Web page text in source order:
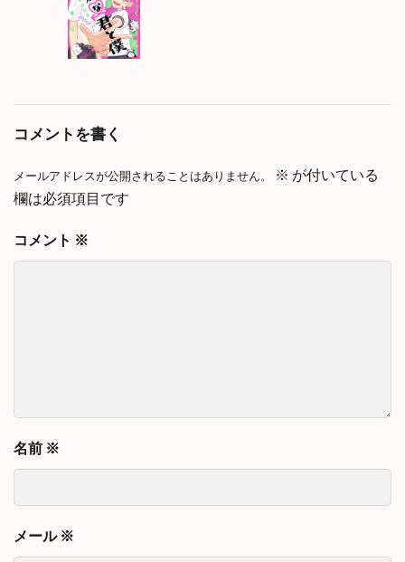
コメントを書く
メールアドレスが公開されることはありません。 ※ が付いている
欄は必須項目です
コメント ※
名前 ※
メール ※